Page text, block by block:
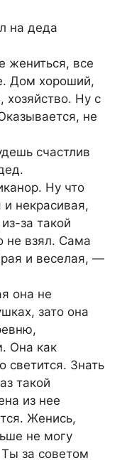
на деда
все
Дом хороший,
хозяйство. Ну с
не
счастлив
Ну что
некрасивая,
за такой
не взял. Сама
и веселая, —
она не
зато она
Она как
светится. Знать
такой
из нее
Женись,
не могу
Ты за советом